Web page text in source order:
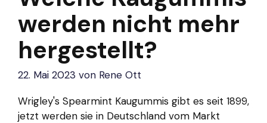
werden nicht mehr
hergestellt?
22. Mai 2023 von Rene Ott
Wrigley's Spearmint Kaugummis gibt es seit 1899,
jetzt werden sie in Deutschland vom Markt